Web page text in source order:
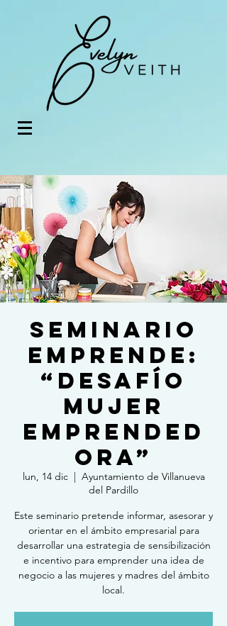
Seminario
Emprende:
“Desafío
mujer
emprended
ora”
lun, 14 dic
  |
Ayuntamiento de Villanueva
del Pardillo
Este seminario pretende informar, asesorar y
orientar en el ámbito empresarial para
desarrollar una estrategia de sensibilización
e incentivo para emprender una idea de
negocio a las mujeres y madres del ámbito
local.